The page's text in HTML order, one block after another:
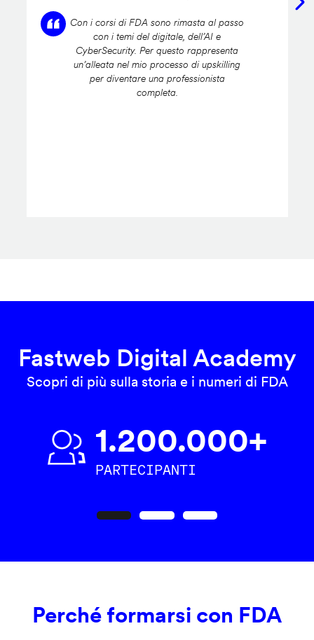
Con i corsi di FDA sono rimasta al passo
con i temi del digitale, dell’AI e
CyberSecurity. Per questo rappresenta
un’alleata nel mio processo di upskilling
per diventare una professionista
completa.
Fastweb Digital Academy
Scopri di più sulla storia e i numeri di FDA
1.200.000+
PARTECIPANTI
Perché formarsi con FDA